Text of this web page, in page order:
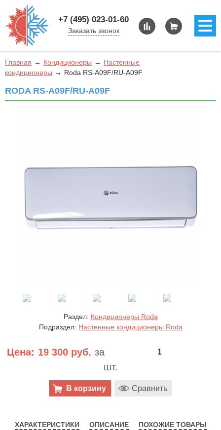
+7 (495) 023-01-60
Заказать звонок
Главная Кондиционеры
Настенные
кондиционеры
Roda RS-A09F/RU-A09F
RODA RS-A09F/RU-A09F
Раздел: Кондиционеры Roda
Подраздел: Настенные кондиционеры Roda
Цена: 19 300 руб. за
шт.
В корзину Сравнить
ХАРАКТЕРИСТИКИ ОПИСАНИЕ ПОХОЖИЕ ТОВАРЫ